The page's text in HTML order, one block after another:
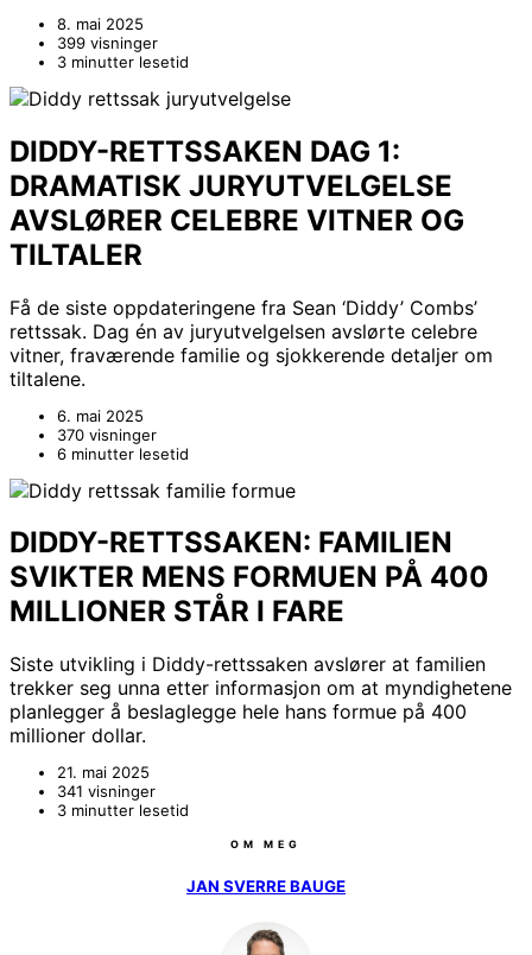
8. mai 2025
399 visninger
3 minutter lesetid
DIDDY-RETTSSAKEN DAG 1:
DRAMATISK JURYUTVELGELSE
AVSLØRER CELEBRE VITNER OG
TILTALER
Få de siste oppdateringene fra Sean ‘Diddy’ Combs’
rettssak. Dag én av juryutvelgelsen avslørte celebre
vitner, fraværende familie og sjokkerende detaljer om
tiltalene.
6. mai 2025
370 visninger
6 minutter lesetid
DIDDY-RETTSSAKEN: FAMILIEN
SVIKTER MENS FORMUEN PÅ 400
MILLIONER STÅR I FARE
Siste utvikling i Diddy-rettssaken avslører at familien
trekker seg unna etter informasjon om at myndighetene
planlegger å beslaglegge hele hans formue på 400
millioner dollar.
21. mai 2025
341 visninger
3 minutter lesetid
OM MEG
JAN SVERRE BAUGE